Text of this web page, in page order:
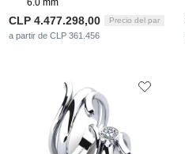
6.0 mm
CLP 4.477.298,00 Precio del par
a partir de CLP 361.456